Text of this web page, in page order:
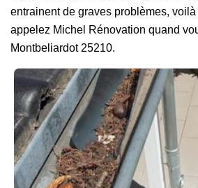
entrainent de graves problèmes,
appelez Michel Rénovation quand
Montbeliardot 25210.